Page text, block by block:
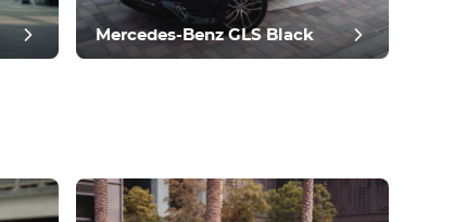
Mercedes-Benz GLS Black